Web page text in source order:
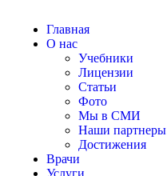
Главная
О нас
Учебники
Лицензии
Статьи
Фото
Мы в СМИ
Наши партнеры
Достижения
Врачи
Услуги